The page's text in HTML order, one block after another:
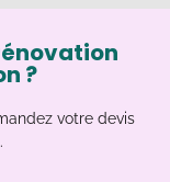
?
votre devis